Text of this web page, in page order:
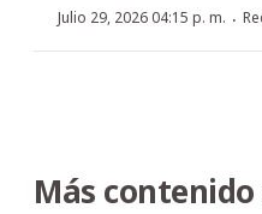
Julio 29, 2026 04:15 p. m. ·
Más